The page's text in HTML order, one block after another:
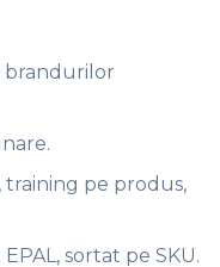
brandurilor
pe produs,
sortat pe SKU.